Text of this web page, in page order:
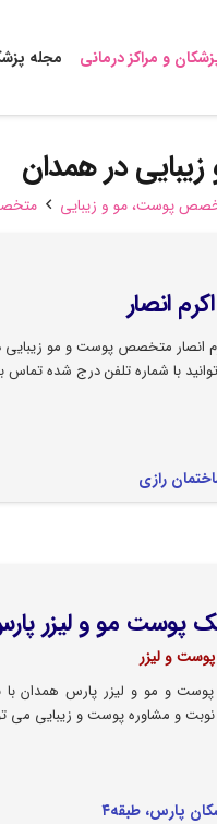
و مراکز درمانی مجله
در همدان
پوست، مو و زیبایی
انصار
انصار متخصص پوست و مو
با شماره تلفن درج شده تماس
رازی
پوست مو و لیزر
و لیزر
پوست و مو و لیزر پارس همدان
و مشاوره پوست و زیبایی می
پارس، طبقه۴